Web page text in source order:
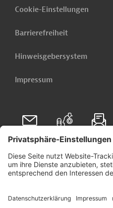
Cookie-Einstellungen
Barrierefreiheit
Hinweisgebersystem
Impressum
Folgen Sie uns auf
Linkedin